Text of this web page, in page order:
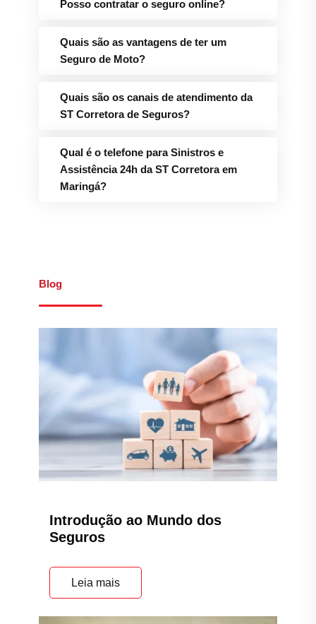
Posso contratar o seguro online?
Quais são as vantagens de ter um
Seguro de Moto?
Quais são os canais de atendimento da
ST Corretora de Seguros?
Qual é o telefone para Sinistros e
Assistência 24h da ST Corretora em
Maringá?
Blog
Introdução ao Mundo dos
Seguros
Leia mais